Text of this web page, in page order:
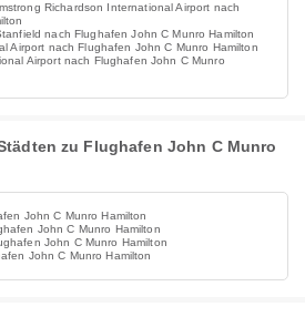
Richardson International Airport nach
nach Flughafen John C Munro Hamilton
Airport nach Flughafen John C Munro Hamilton
Airport nach Flughafen John C Munro
zu Flughafen John C Munro
John C Munro Hamilton
John C Munro Hamilton
John C Munro Hamilton
John C Munro Hamilton